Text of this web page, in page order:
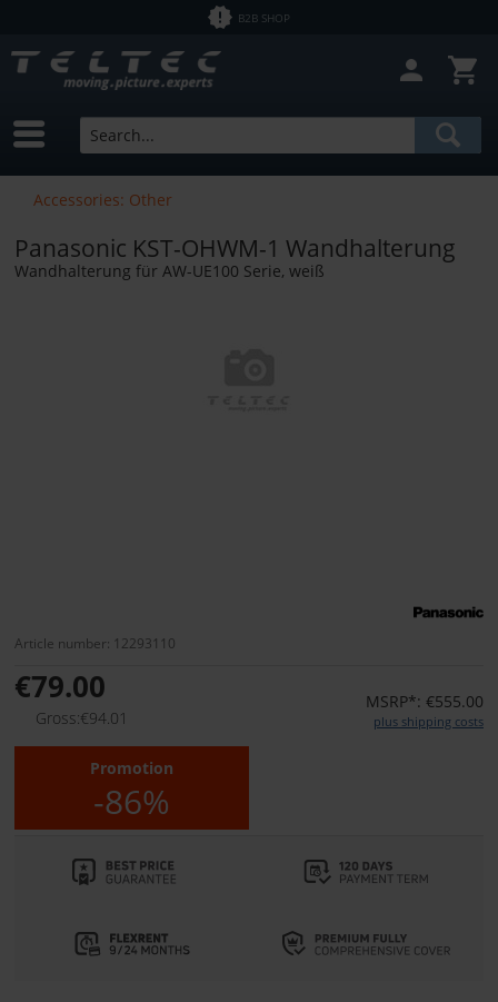
B2B SHOP
Accessories: Other
Panasonic KST-OHWM-1 Wandhalterung
Wandhalterung für AW-UE100 Serie, weiß
Article number: 12293110
€79.00
Gross:€94.01
MSRP*: €555.00
plus shipping costs
Promotion
-86%